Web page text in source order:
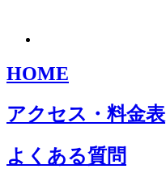
HOME
アクセス・料金表
よくある質問